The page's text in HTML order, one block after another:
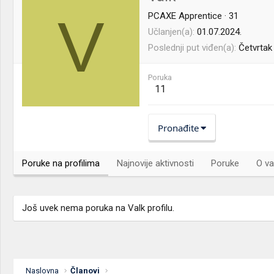
V PCAXE Apprentice · 31
Učlanjen(a) 01.07.2024.
Poslednji put viđen(a) Četvrtak
Poruka
11
Pronađite
Poruke na profilima Najnovije aktivnosti Poruke O
Još uvek nema poruka na Valk profilu.
Naslovna Članovi